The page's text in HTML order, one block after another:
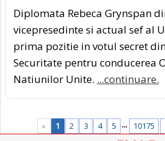
Diplomata Rebeca Grynspan
vicepresedinte si actual sef al
prima pozitie in votul secret
Securitate pentru conducerea
Natiunilor Unite. ...continuare.
« 1 2 3 4 5 ... 10175